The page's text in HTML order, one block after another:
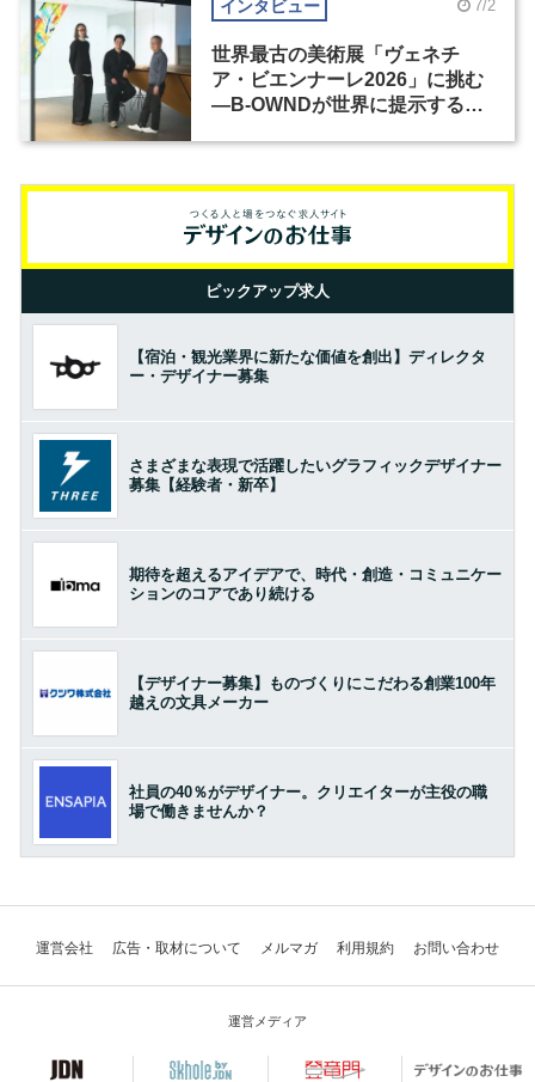
インタビュー 7/2
世界最古の美術展「ヴェネチ
ア・ビエンナーレ2026」に挑む
―B-OWNDが世界に提示する美
ピックアップ求人
【宿泊・観光業界に新たな価値を創出】ディレクタ
ー・デザイナー募集
さまざまな表現で活躍したいグラフィックデザイナー
募集【経験者・新卒】
期待を超えるアイデアで、時代・創造・コミュニケー
ションのコアであり続ける
【デザイナー募集】ものづくりにこだわる創業100年
越えの文具メーカー
社員の40％がデザイナー。クリエイターが主役の職
場で働きませんか？
運営会社 広告・取材について メルマガ 利用規約 お問い合わせ
運営メディア